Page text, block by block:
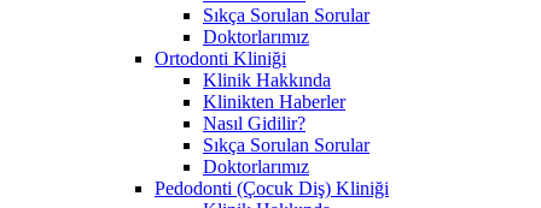
Sıkça Sorulan Sorular
Doktorlarımız
Ortodonti Kliniği
Klinik Hakkında
Klinikten Haberler
Nasıl Gidilir?
Sıkça Sorulan Sorular
Doktorlarımız
Pedodonti (Çocuk Diş) Kliniği